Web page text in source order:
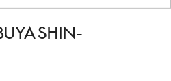
SHIN-